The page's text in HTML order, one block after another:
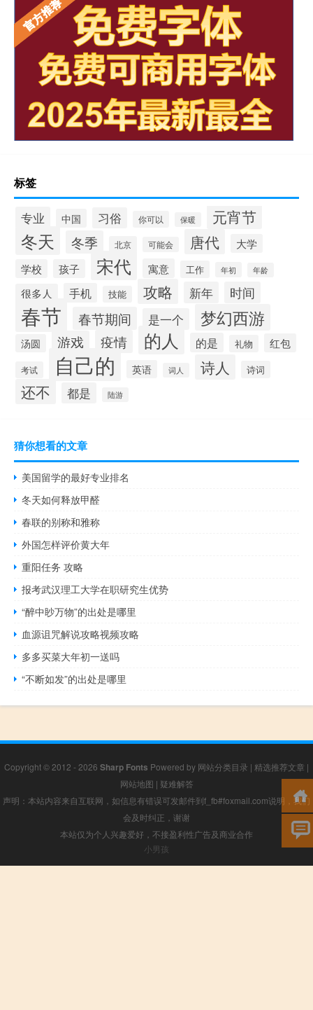
标签
专业 中国 习俗 你可以 保暖 元宵节
冬天 冬季 北京 可能会 唐代
大学
学校
孩子 宋代 寓意 工作 年初 年龄
很多人 手机 技能 攻略 新年 时间
春节 春节期间 是一个 梦幻西游
汤圆 游戏 疫情 的人 的是 礼物 红包
考试 自己的 英语 词人 诗人 诗词
还不 都是 陆游
猜你想看的文章
美国留学的最好专业排名
冬天如何释放甲醛
春联的别称和雅称
外国怎样评价黄大年
重阳任务 攻略
报考武汉理工大学在职研究生优势
“醉中眇万物”的出处是哪里
血源诅咒解说攻略视频攻略
多多买菜大年初一送吗
“不断如发”的出处是哪里
Copyright © 2012 - 2026 Sharp Fonts Powered by 网站分类目录 | 精选推荐文章 |
网站地图 | 疑难解答
声明：本站内容来自互联网，如信息有错误可发邮件到f_fb#foxmail.com说明，我们
会及时纠正，谢谢
本站仅为个人兴趣爱好，不接盈利性广告及商业合作
小男孩